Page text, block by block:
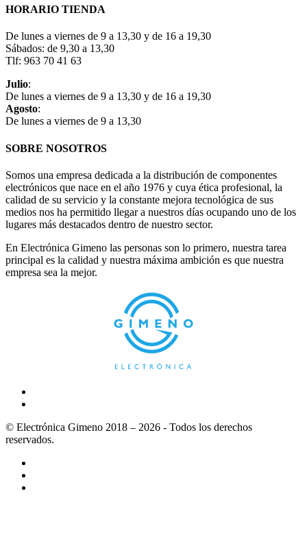
HORARIO TIENDA
De lunes a viernes de 9 a 13,30 y de 16 a 19,30
Sábados: de 9,30 a 13,30
Tlf: 963 70 41 63
Julio:
De lunes a viernes de 9 a 13,30 y de 16 a 19,30
Agosto:
De lunes a viernes de 9 a 13,30
SOBRE NOSOTROS
Somos una empresa dedicada a la distribución de componentes
electrónicos que nace en el año 1976 y cuya ética profesional, la
calidad de su servicio y la constante mejora tecnológica de sus
medios nos ha permitido llegar a nuestros días ocupando uno de los
lugares más destacados dentro de nuestro sector.
En Electrónica Gimeno las personas son lo primero, nuestra tarea
principal es la calidad y nuestra máxima ambición es que nuestra
empresa sea la mejor.
© Electrónica Gimeno 2018 – 2026 - Todos los derechos
reservados.